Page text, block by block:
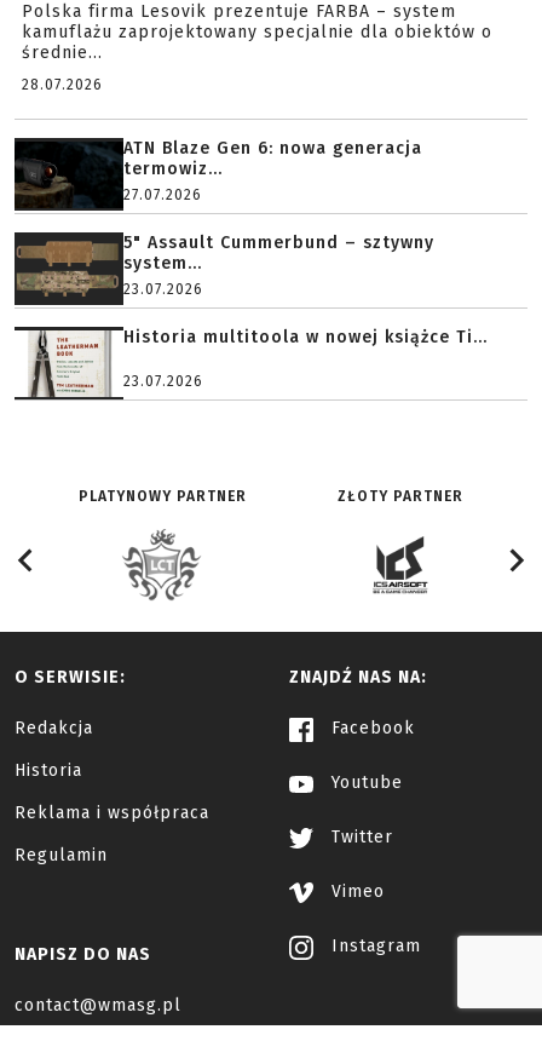
Polska firma Lesovik prezentuje FARBA – system
kamuflażu zaprojektowany specjalnie dla obiektów o
średnie...
28.07.2026
ATN Blaze Gen 6: nowa generacja
termowiz...
27.07.2026
5" Assault Cummerbund – sztywny
system...
23.07.2026
Historia multitoola w nowej książce Ti...
23.07.2026
PLATYNOWY PARTNER ZŁOTY PARTNER
O SERWISIE:
Redakcja
Historia
Reklama i współpraca
Regulamin
ZNAJDŹ NAS NA:
Facebook
Youtube
Twitter
Vimeo
Instagram
NAPISZ DO NAS
contact@wmasg.pl